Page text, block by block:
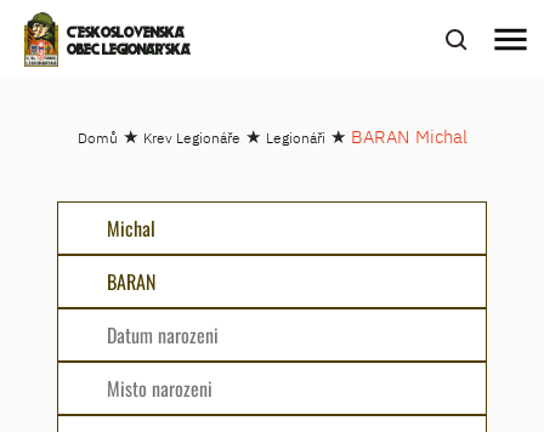
ČESKOSLOVENSKÁ
OBEC LEGIONÁŘSKÁ
menu
Domů ★ Krev Legionáře ★ Legionáři ★ BARAN Michal